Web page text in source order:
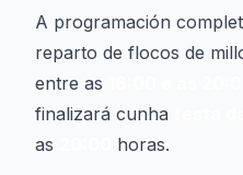
A programación
reparto de flocos de
entre as
finalizará cunha
as
horas.